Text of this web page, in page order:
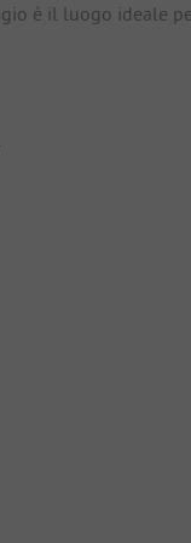
è il luogo ideale